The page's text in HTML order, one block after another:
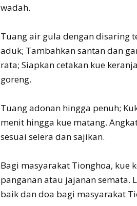
wadah.
Tuang air gula dengan disaring
aduk; Tambahkan santan dan
rata; Siapkan cetakan kue
goreng.
Tuang adonan hingga penuh;
menit hingga kue matang.
sesuai selera dan sajikan.
Bagi masyarakat Tionghoa, kue
panganan atau jajanan semata.
baik dan doa bagi masyarakat